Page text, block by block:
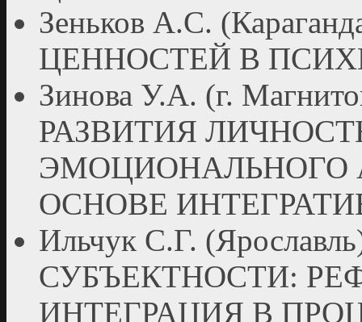
Зеньков А.С.
ЦЕННОСТЕЙ В
Зинова У.А. (г.
РАЗВИТИЯ
ЭМОЦИОНАЛЬНОГО
ОСНОВЕ
Ильчук С.Г.
СУБЪЕКТНОСТИ:
ИНТЕГРАЦИЯ В